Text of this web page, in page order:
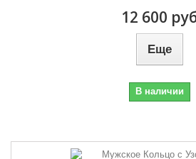
12 600
Еще
В наличии